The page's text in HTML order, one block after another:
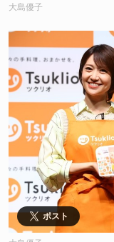
大島優子
ポスト